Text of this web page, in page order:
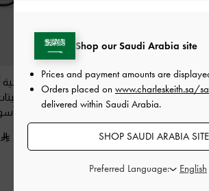
-
حذاء ميولز أسود بأحزمة
وكعب منحوت-
450.00
225.00
خصم 50%
نظارة شمسية
مستطيلة
Shop our Saudi Arabia site
Prices and payment amounts are
Orders placed on www.charleskeith.sa/sa
delivered within Saudi Arabia.
SHOP SAUDI ARABIA SITE
Preferred Language: